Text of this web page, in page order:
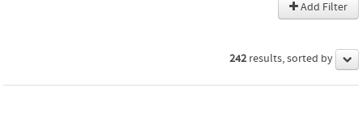
Add Filter
242 results, sorted by